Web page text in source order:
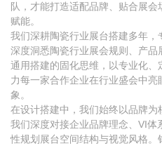
队，才能打造适配品牌、贴合展
赋能。
我们深耕陶瓷行业展台搭建多年，
深度洞悉陶瓷行业展会规则、产
通用搭建的固化思维，以专业化
力每一家合作企业在行业盛会中
象。
在设计搭建中，我们始终以品牌为
我们深度对接企业品牌理念、VI
性规划展台空间结构与视觉风格